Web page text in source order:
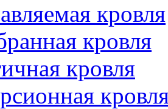
кровля
кровля
кровля